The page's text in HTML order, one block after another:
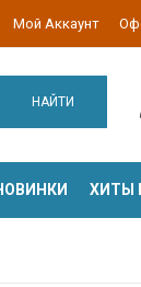
Мой Аккаунт
НАЙТИ
ХИТЫ